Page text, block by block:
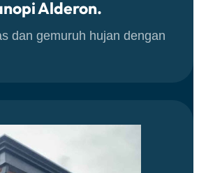
Alderon.
dan gemuruh hujan dengan